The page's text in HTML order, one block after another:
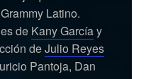
Latino.
de Kany Garcíay
deJulio Reyes
Pantoja, Dan